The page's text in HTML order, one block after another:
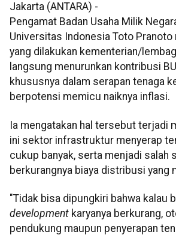
Jakarta (ANTARA) -
Pengamat Badan Usaha Milik
Universitas Indonesia Toto
yang dilakukan kementerian/
langsung menurunkan kontribusi
khususnya dalam serapan tenaga
berpotensi memicu naiknya inflasi.
Ia mengatakan hal tersebut terjadi
ini sektor infrastruktur menyerap
cukup banyak, serta menjadi salah
berkurangnya biaya distribusi yang
"Tidak bisa dipungkiri bahwa kalau
development karyanya berkurang,
pendukung maupun penyerapan